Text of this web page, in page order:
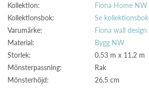
Kollektion:
Fiona Home NW
Kollektionsbok:
Se kollektionsbok
Varumärke:
Fiona wall design
Material:
Bygg NW
Storlek:
0.53 m x 11.2 m
Mönsterpassning:
Rak
Mönsterhöjd:
26.5 cm